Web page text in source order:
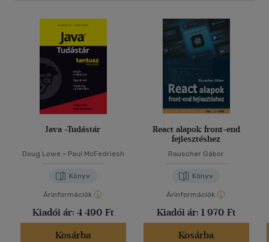
Java -Tudástár
Doug Lowe- Paul McFedriesh
Könyv
Árinformációk
Kiadói ár: 4 490 Ft
Kosárba
React alapok front-end
fejlesztéshez
Rauscher Gábor
Könyv
Árinformációk
Kiadói ár: 1 970 Ft
Kosárba